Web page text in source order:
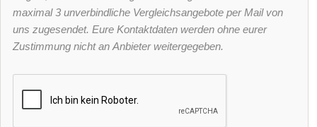
maximal 3 unverbindliche Vergleichsangebote per Mail von
uns zugesendet. Eure Kontaktdaten werden ohne eurer
Zustimmung nicht an Anbieter weitergegeben.